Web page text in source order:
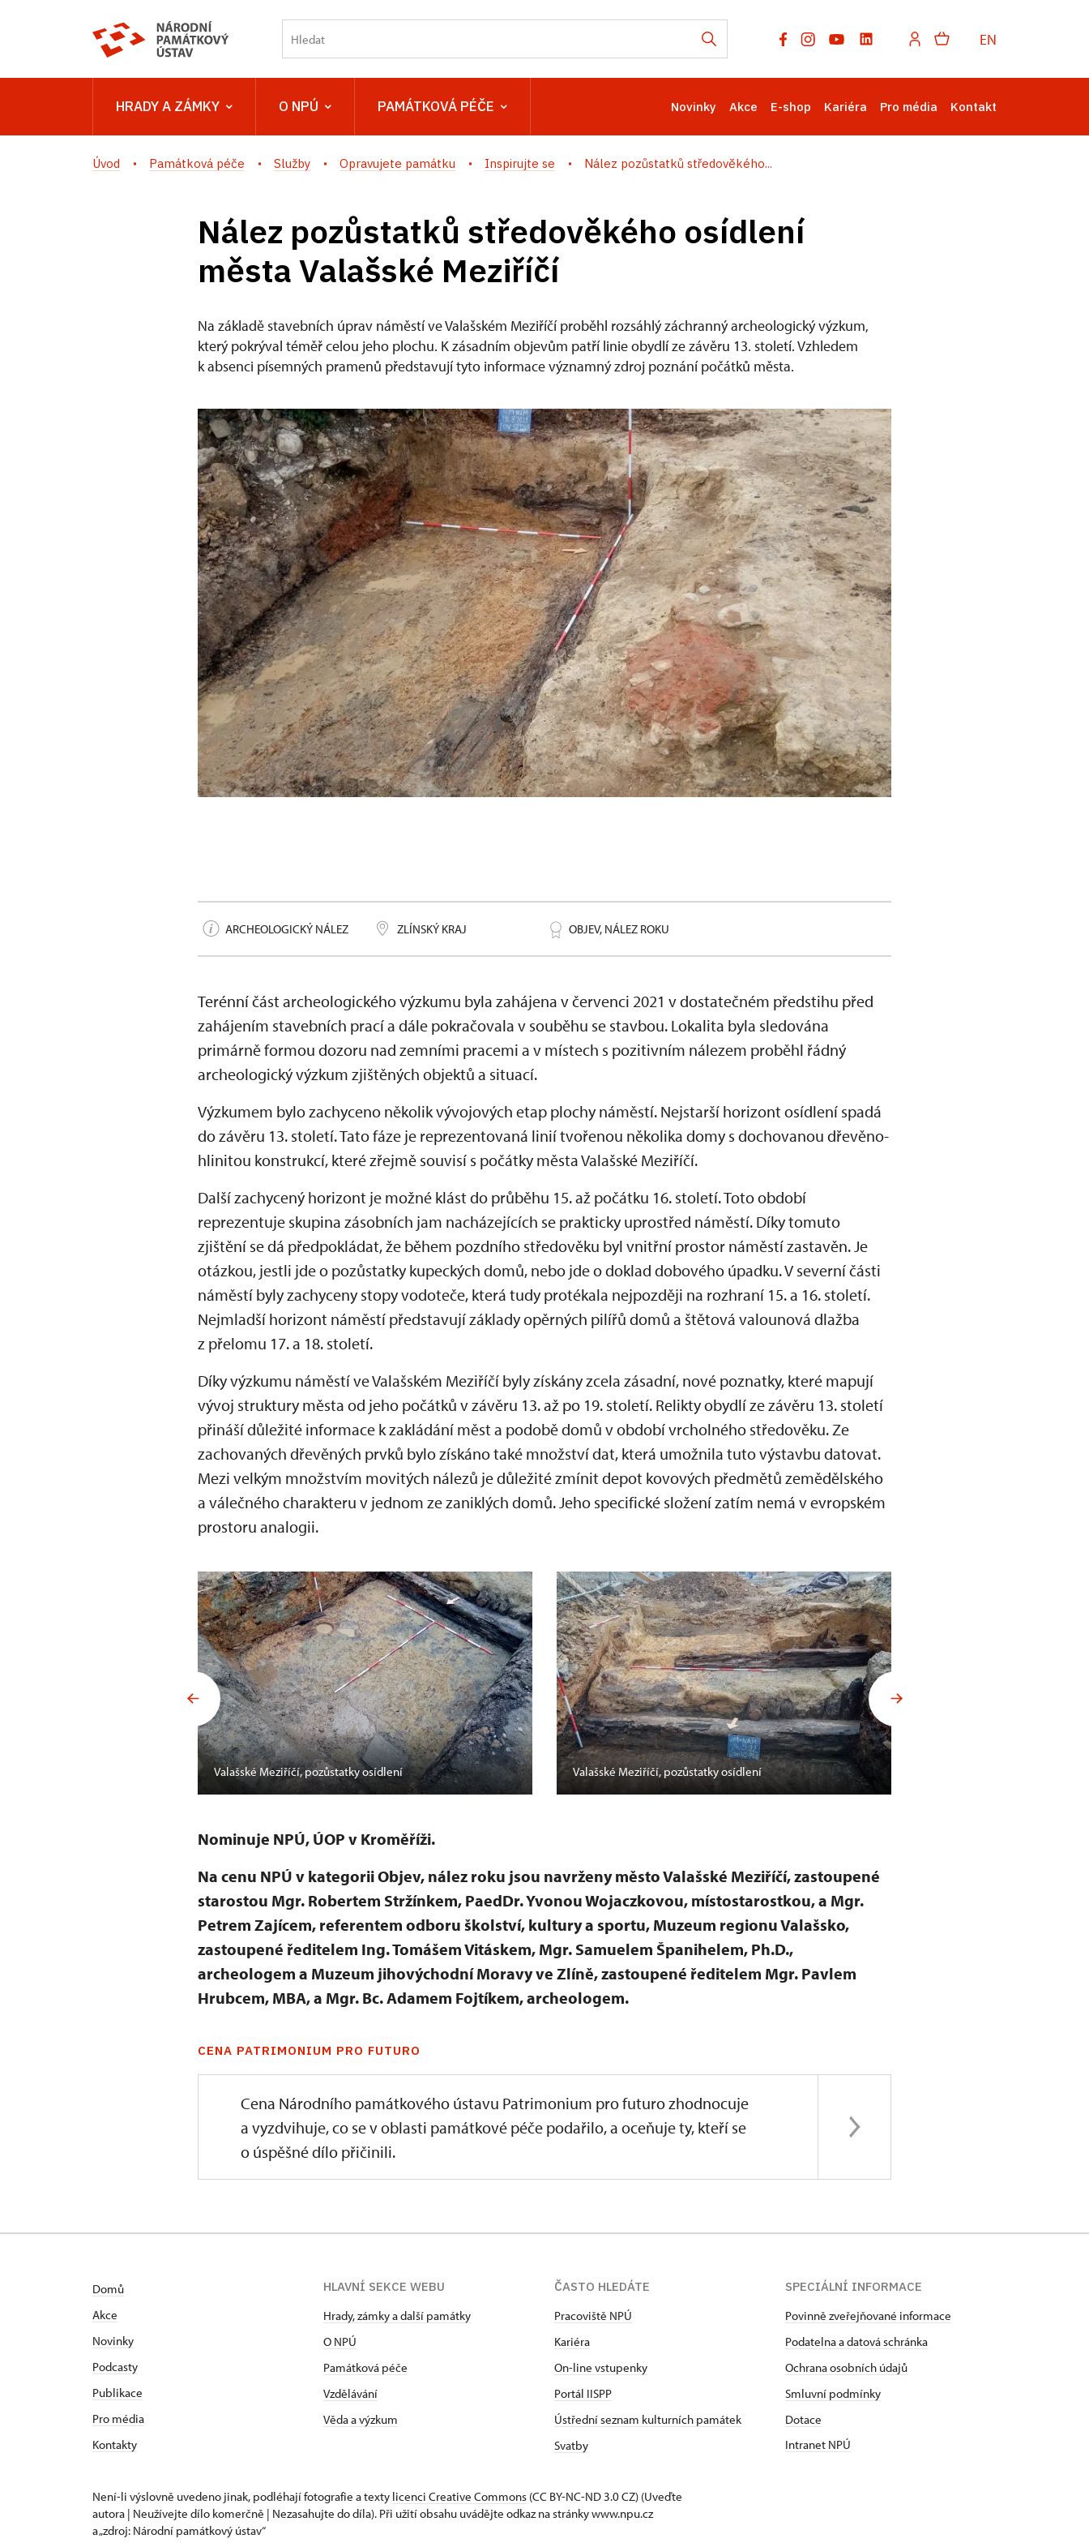
EN
HRADY A ZÁMKY O NPÚ PAMÁTKOVÁ PÉČE Novinky Akce E-shop Kariéra Pro média Kontakt
Úvod Památková péče Služby Opravujete památku Inspirujte se Nález pozůstatků středověkého...
Nález pozůstatků středověkého osídlení
města Valašské Meziříčí
Na základě stavebních úprav náměstí ve Valašském Meziříčí proběhl rozsáhlý záchranný archeologický výzkum,
který pokrýval téměř celou jeho plochu. K zásadním objevům patří linie obydlí ze závěru 13. století. Vzhledem
k absenci písemných pramenů představují tyto informace významný zdroj poznání počátků města.
ARCHEOLOGICKÝ NÁLEZ ZLÍNSKÝ KRAJ OBJEV, NÁLEZ ROKU
Terénní část archeologického výzkumu byla zahájena v červenci 2021 v dostatečném předstihu před
zahájením stavebních prací a dále pokračovala v souběhu se stavbou. Lokalita byla sledována
primárně formou dozoru nad zemními pracemi a v místech s pozitivním nálezem proběhl řádný
archeologický výzkum zjištěných objektů a situací.
Výzkumem bylo zachyceno několik vývojových etap plochy náměstí. Nejstarší horizont osídlení spadá
do závěru 13. století. Tato fáze je reprezentovaná linií tvořenou několika domy s dochovanou dřevěno-
hlinitou konstrukcí, které zřejmě souvisí s počátky města Valašské Meziříčí.
Další zachycený horizont je možné klást do průběhu 15. až počátku 16. století. Toto období
reprezentuje skupina zásobních jam nacházejících se prakticky uprostřed náměstí. Díky tomuto
zjištění se dá předpokládat, že během pozdního středověku byl vnitřní prostor náměstí zastavěn. Je
otázkou, jestli jde o pozůstatky kupeckých domů, nebo jde o doklad dobového úpadku. V severní části
náměstí byly zachyceny stopy vodoteče, která tudy protékala nejpozději na rozhraní 15. a 16. století.
Nejmladší horizont náměstí představují základy opěrných pilířů domů a štětová valounová dlažba
z přelomu 17. a 18. století.
Díky výzkumu náměstí ve Valašském Meziříčí byly získány zcela zásadní, nové poznatky, které mapují
vývoj struktury města od jeho počátků v závěru 13. až po 19. století. Relikty obydlí ze závěru 13. století
přináší důležité informace k zakládání měst a podobě domů v období vrcholného středověku. Ze
zachovaných dřevěných prvků bylo získáno také množství dat, která umožnila tuto výstavbu datovat.
Mezi velkým množstvím movitých nálezů je důležité zmínit depot kovových předmětů zemědělského
a válečného charakteru v jednom ze zaniklých domů. Jeho specifické složení zatím nemá v evropském
prostoru analogii.
Valašské Meziříčí, pozůstatky osídlení Valašské Meziříčí, pozůstatky osídlení
Nominuje NPÚ, ÚOP v Kroměříži.
Na cenu NPÚ v kategorii Objev, nález roku jsou navrženy město Valašské Meziříčí, zastoupené
starostou Mgr. Robertem Stržínkem, PaedDr. Yvonou Wojaczkovou, místostarostkou, a Mgr.
Petrem Zajícem, referentem odboru školství, kultury a sportu, Muzeum regionu Valašsko,
zastoupené ředitelem Ing. Tomášem Vitáskem, Mgr. Samuelem Španihelem, Ph.D.,
archeologem a Muzeum jihovýchodní Moravy ve Zlíně, zastoupené ředitelem Mgr. Pavlem
Hrubcem, MBA, a Mgr. Bc. Adamem Fojtíkem, archeologem.
CENA PATRIMONIUM PRO FUTURO
Cena Národního památkového ústavu Patrimonium pro futuro zhodnocuje
a vyzdvihuje, co se v oblasti památkové péče podařilo, a oceňuje ty, kteří se
o úspěšné dílo přičinili.
Domů
Akce
Novinky
Podcasty
Publikace
Pro média
Kontakty
HLAVNÍ SEKCE WEBU
Hrady, zámky a další památky
O NPÚ
Památková péče
Vzdělávání
Věda a výzkum
ČASTO HLEDÁTE
Pracoviště NPÚ
Kariéra
On-line vstupenky
Portál IISPP
Ústřední seznam kulturních památek
Svatby
SPECIÁLNÍ INFORMACE
Povinně zveřejňované informace
Podatelna a datová schránka
Ochrana osobních údajů
Smluvní podmínky
Dotace
Intranet NPÚ
Není-li výslovně uvedeno jinak, podléhají fotografie a texty licenci Creative Commons (CC BY-NC-ND 3.0 CZ) (Uveďte
autora | Neužívejte dílo komerčně | Nezasahujte do díla). Při užití obsahu uvádějte odkaz na stránky www.npu.cz
a „zdroj: Národní památkový ústav“